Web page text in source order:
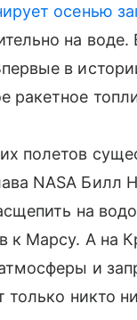
осенью
на воде.
в
ракетное
полетов
NASA Билл
на
к Марсу. А на
и
никто